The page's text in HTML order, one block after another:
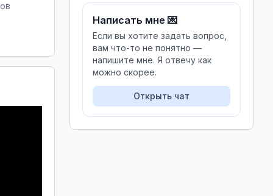
Написать мне 💌
Если вы хотите задать вопрос,
вам что-то не понятно —
напишите мне. Я отвечу как
можно скорее.
Открыть чат